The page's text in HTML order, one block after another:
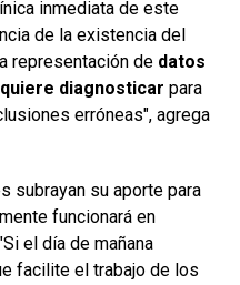
inmediata de este
de la existencia del
representación de datos
diagnosticar para
erróneas", agrega
subrayan su aporte para
funcionará en
el día de mañana
facilite el trabajo de los